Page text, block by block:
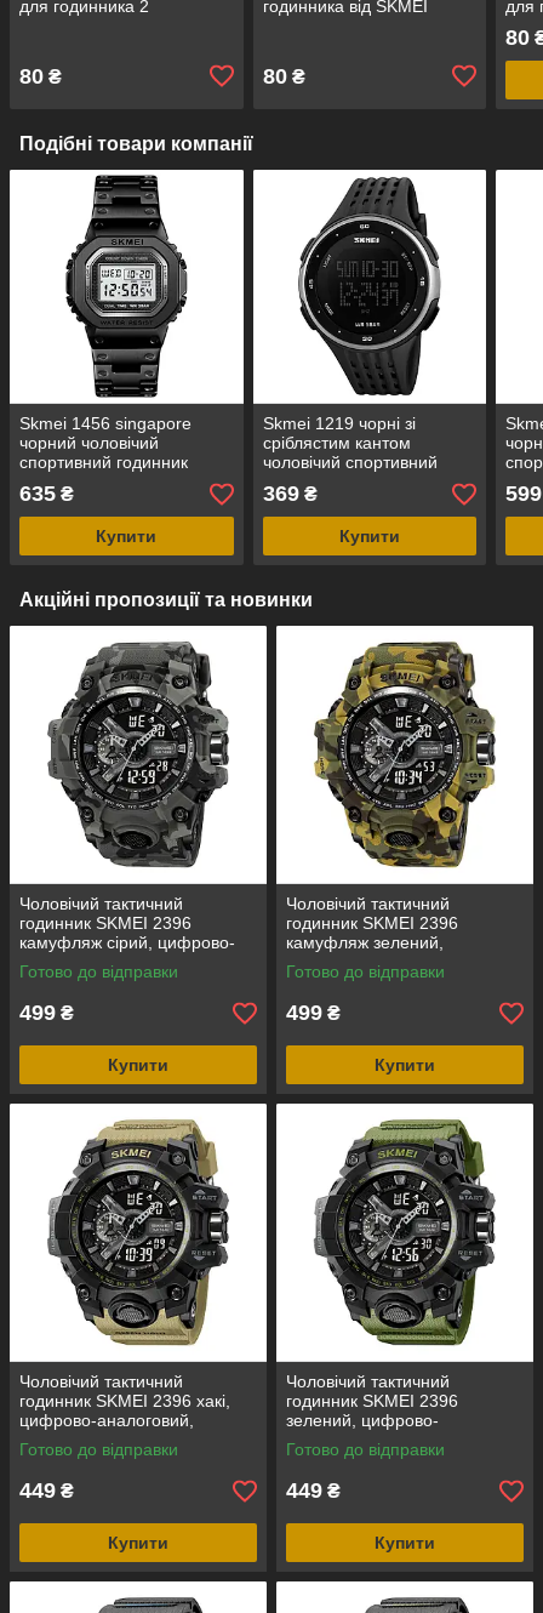
для годинника 2
80 ₴
годинника від SKMEI
80₴
для
80
Подібні товари компанії
Skmei 1456 singapore
чорний чоловічий
спортивний годинник
635 ₴
Купити
Skmei 1219 чорні зі
сріблястим кантом
чоловічий спортивний
годинник
369₴
Купити
599
Акційні пропозиції та новинки
Чоловічий тактичний
годинник SKMEI 2396
камуфляж сірий, цифрово-
аналоговий, водозахист 5
ATM
Готово до відправки
499 ₴
Купити
Чоловічий тактичний
годинник SKMEI 2396
камуфляж зелений,
цифрово-аналоговий,
водозахист 5 ATM
Готово до відправки
499 ₴
Купити
Чоловічий тактичний
годинник SKMEI 2396 хакі,
цифрово-аналоговий,
водозахист 5 ATM
Готово до відправки
449 ₴
Купити
Чоловічий тактичний
годинник SKMEI 2396
зелений, цифрово-
аналоговий, водозахист 5
ATM
Готово до відправки
449 ₴
Купити